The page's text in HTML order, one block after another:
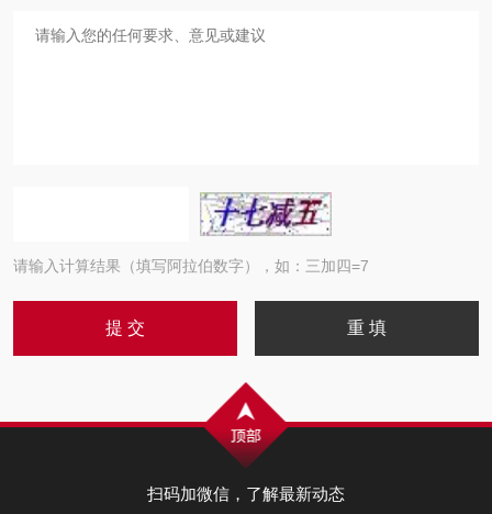
请输入计算结果（填写阿拉伯数字），如：三加四=7
扫码加微信，了解最新动态